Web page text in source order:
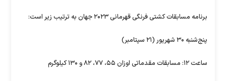
برنامه مسابقات کشتی فرنگی قهرمانی ۲۰۲۳ جهان به ترتیب زیر است:
پنج‌شنبه ۳۰ شهریور (۲۱ سپتامبر)
ساعت ۱۲: مسابقات مقدماتی اوزان ۵۵، ۷۷، ۸۲ و ۱۳۰ کیلوگرم